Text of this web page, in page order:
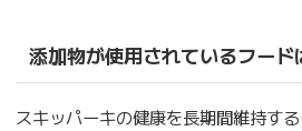
添加物が使用されているフード
スキッパーキの健康を長期間維持する